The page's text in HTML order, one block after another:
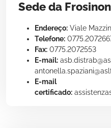
Sede da
Endereço: Viale
Telefone:
Fax: 0775.2072553
E-mail:
E-mail
certificado: